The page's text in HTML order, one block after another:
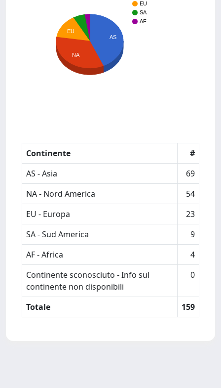
EU
SA
AF
AS
EU
NA
Continente
#
AS - Asia
69
NA - Nord America
54
EU - Europa
23
SA - Sud America
9
AF - Africa
4
Continente sconosciuto - Info sul
continente non disponibili
0
Totale 159